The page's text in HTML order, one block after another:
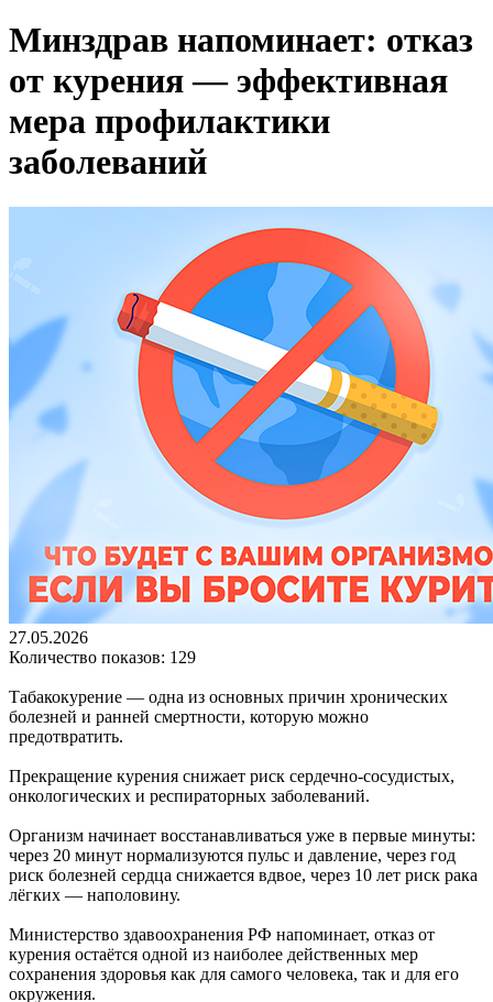
Минздрав напоминает: отказ
от курения — эффективная
мера профилактики
заболеваний
27.05.2026
Количество показов: 129
Табакокурение — одна из основных причин хронических
болезней и ранней смертности, которую можно
предотвратить.
Прекращение курения снижает риск сердечно-сосудистых,
онкологических и респираторных заболеваний.
Организм начинает восстанавливаться уже в первые минуты:
через 20 минут нормализуются пульс и давление, через год
риск болезней сердца снижается вдвое, через 10 лет риск рака
лёгких — наполовину.
Министерство здавоохранения РФ напоминает, отказ от
курения остаётся одной из наиболее действенных мер
сохранения здоровья как для самого человека, так и для его
окружения.